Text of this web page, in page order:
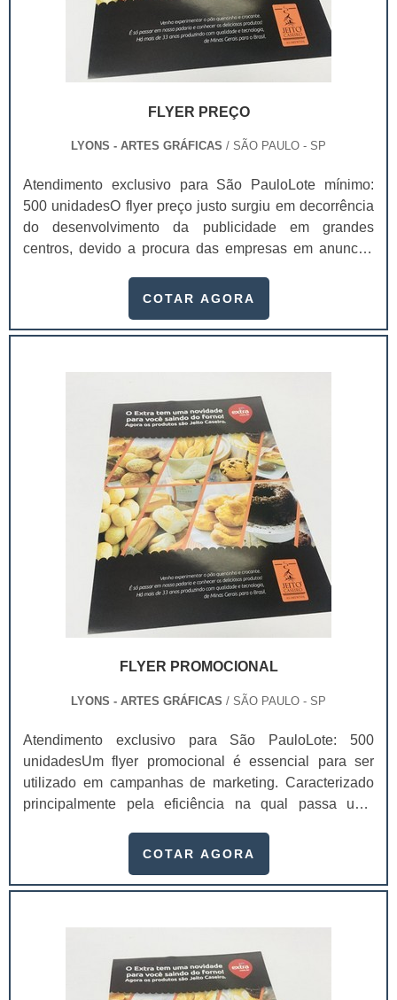
FLYER PREÇO
LYONS - ARTES GRÁFICAS / SÃO PAULO - SP
Atendimento exclusivo para São PauloLote mínimo:
500 unidadesO flyer preço justo surgiu em decorrência
do desenvolvimento da publicidade em grandes
centros, devido a procura das empresas em anunciar
certo modo, o flyer é uma evolução dos panfletos
imprensa. Características dos flyers em
quantidade;Impress...
COTAR AGORA
FLYER PROMOCIONAL
LYONS - ARTES GRÁFICAS / SÃO PAULO - SP
Atendimento exclusivo para São PauloLote: 500
unidadesUm flyer promocional é essencial para ser
utilizado em campanhas de marketing. Caracterizado
principalmente pela eficiência na qual passa uma
suas mensagens de fácil leitura e suas imagens
um “slogan arrebatador”.O texto é, em sua maioria,
COTAR AGORA